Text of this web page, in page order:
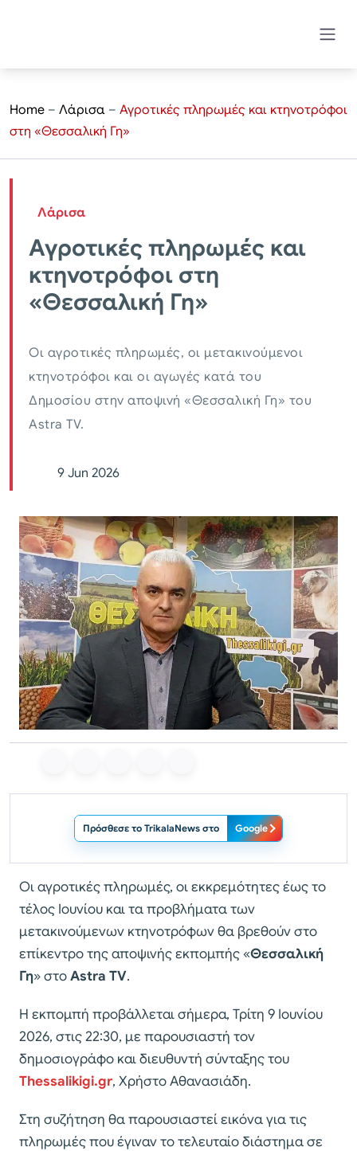
Home – Λάρισα – Αγροτικές πληρωμές και κτηνοτρόφοι
στη «Θεσσαλική Γη»
Λάρισα
Αγροτικές πληρωμές και
κτηνοτρόφοι στη
«Θεσσαλική Γη»
Οι αγροτικές πληρωμές, οι μετακινούμενοι
κτηνοτρόφοι και οι αγωγές κατά του
Δημοσίου στην αποψινή «Θεσσαλική Γη» του
Astra TV.
9 Jun 2026
Πρόσθεσε το TrikalaNews στο Google
Οι αγροτικές πληρωμές, οι εκκρεμότητες έως το
τέλος Ιουνίου και τα προβλήματα των
μετακινούμενων κτηνοτρόφων θα βρεθούν στο
επίκεντρο της αποψινής εκπομπής «Θεσσαλική
Γη» στοAstra TV.
Η εκπομπή προβάλλεται σήμερα, Τρίτη 9 Ιουνίου
2026, στις 22:30, με παρουσιαστή τον
δημοσιογράφο και διευθυντή σύνταξης του
Thessalikigi.gr, Χρήστο Αθανασιάδη.
Στη συζήτηση θα παρουσιαστεί εικόνα για τις
πληρωμές που έγιναν το τελευταίο διάστημα σε